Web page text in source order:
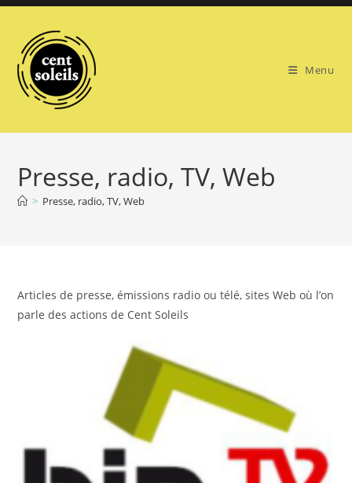
Skip
content
Menu
Presse, radio, TV, Web
> Presse, radio, TV, Web
Articles de presse, émissions radio ou télé, sites Web où l’on
parle des actions de Cent Soleils